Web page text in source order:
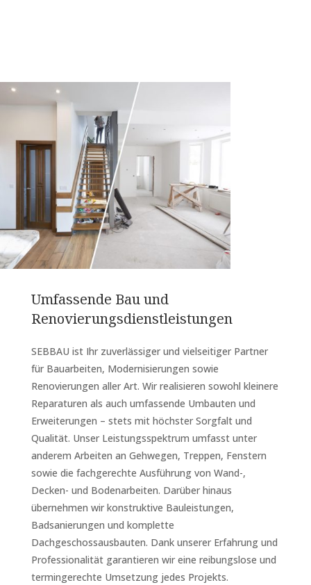
Umfassende Bau und
Renovierungsdienstleistungen
SEBBAU ist Ihr zuverlässiger und vielseitiger Partner
für Bauarbeiten, Modernisierungen sowie
Renovierungen aller Art. Wir realisieren sowohl kleinere
Reparaturen als auch umfassende Umbauten und
Erweiterungen – stets mit höchster Sorgfalt und
Qualität. Unser Leistungsspektrum umfasst unter
anderem Arbeiten an Gehwegen, Treppen, Fenstern
sowie die fachgerechte Ausführung von Wand-,
Decken- und Bodenarbeiten. Darüber hinaus
übernehmen wir konstruktive Bauleistungen,
Badsanierungen und komplette
Dachgeschossausbauten. Dank unserer Erfahrung und
Professionalität garantieren wir eine reibungslose und
termingerechte Umsetzung jedes Projekts.